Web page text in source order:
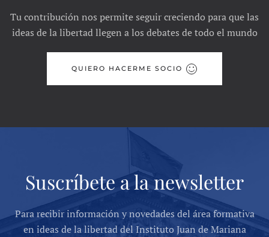
Tu contribución nos permite seguir creciendo para que las
ideas de la libertad llegen a los debates de todo el mundo
QUIERO HACERME SOCIO
Suscríbete a la newsletter
Para recibir información y novedades del área formativa
en ideas de la libertad del Instituto Juan de Mariana